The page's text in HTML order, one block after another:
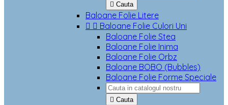
 Cauta
Baloane Folie Litere
  Baloane Folie Culori Uni
Baloane Folie Stea
Baloane Folie Inima
Baloane Folie Orbz
Baloane BOBO (Bubbles)
Baloane Folie Forme Speciale
 Cauta